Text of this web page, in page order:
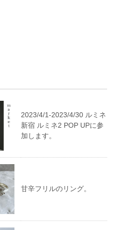
2023/4/1-2023/4/30 ルミネ
新宿 ルミネ2 POP UPに参
加します。
甘辛フリルのリング。